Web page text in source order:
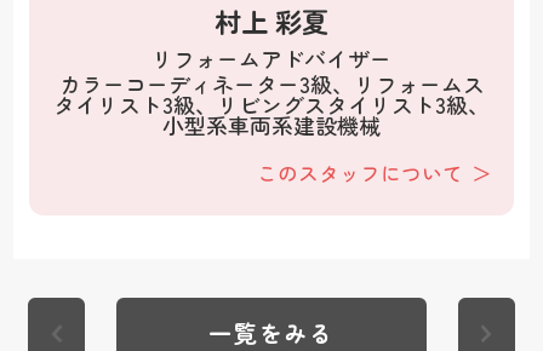
村上 彩夏
リフォームアドバイザー
カラーコーディネーター3級、リフォームス
タイリスト3級、リビングスタイリスト3級、
小型系車両系建設機械
このスタッフについて
一覧をみる